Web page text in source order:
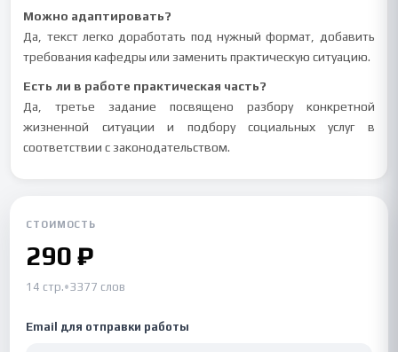
Можно адаптировать?
Да, текст легко доработать под нужный формат, добавить
требования кафедры или заменить практическую ситуацию.
Есть ли в работе практическая часть?
Да, третье задание посвящено разбору конкретной
жизненной ситуации и подбору социальных услуг в
соответствии с законодательством.
СТОИМОСТЬ
290 ₽
14 стр.•3377 слов
Email для отправки работы